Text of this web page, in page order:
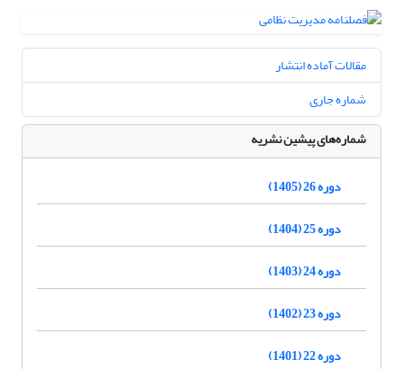
مقالات آماده انتشار
شماره جاری
شماره‌های پیشین نشریه
دوره 26 (1405)
دوره 25 (1404)
دوره 24 (1403)
دوره 23 (1402)
دوره 22 (1401)